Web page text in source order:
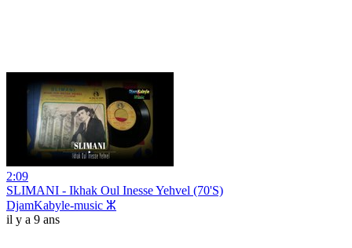
2:09
SLIMANI - Ikhak Oul Inesse Yehvel (70'S)
DjamKabyle-music ⵣ
il y a 9 ans